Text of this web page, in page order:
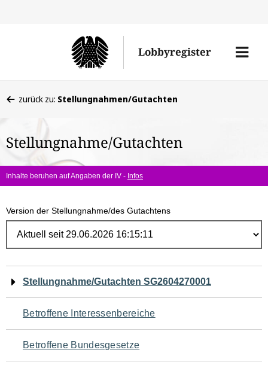
Lobbyregister
Menü
befinden
hier:
zurück zu: Stellungnahmen/Gutachten
Stellungnahme/Gutachten
Inhalte beruhen auf Angaben der IV - Infos
Version der Stellungnahme/des Gutachtens
Navigation
für
den
Seiteninhalt
Stellungnahme/Gutachten SG2604270001
Betroffene Interessenbereiche
Betroffene Bundesgesetze